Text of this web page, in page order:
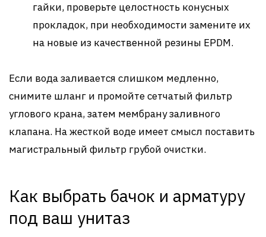
гайки, проверьте целостность конусных
прокладок, при необходимости замените их
на новые из качественной резины EPDM.
Если вода заливается слишком медленно,
снимите шланг и промойте сетчатый фильтр
углового крана, затем мембрану заливного
клапана. На жесткой воде имеет смысл поставить
магистральный фильтр грубой очистки.
Как выбрать бачок и арматуру
под ваш унитаз